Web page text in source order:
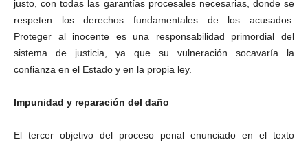
justo, con todas las garantías procesales necesarias, donde se
respeten los derechos fundamentales de los acusados.
Proteger al inocente es una responsabilidad primordial del
sistema de justicia, ya que su vulneración socavaría la
confianza en el Estado y en la propia ley.
Impunidad y reparación del daño
El tercer objetivo del proceso penal enunciado en el texto